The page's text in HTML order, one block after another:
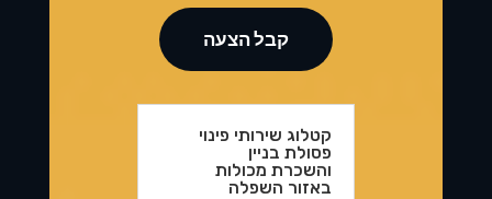
קבל הצעה
קטלוג שירותי פינוי
פסולת בניין
והשכרת מכולות
באזור השפלה